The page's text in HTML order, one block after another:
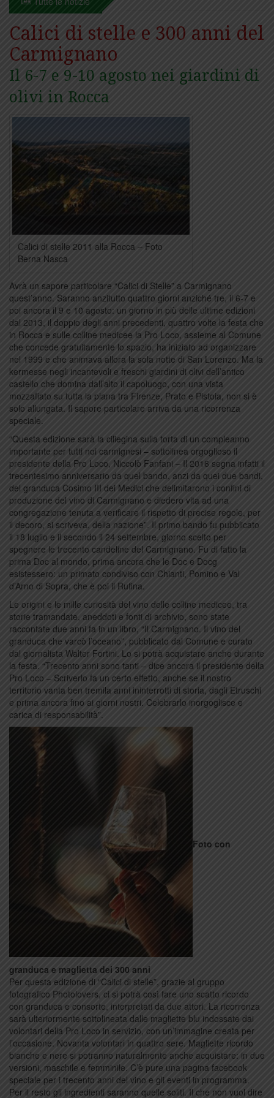
Calici di stelle e 300 anni del
Carmignano
Il 6-7 e 9-10 agosto nei giardini di
olivi in Rocca
Calici di stelle 2011 alla Rocca – Foto
Berna Nasca
Avrà un sapore particolare “Calici di Stelle” a Carmignano
quest’anno. Saranno anzitutto quattro giorni anziché tre, il 6-7 e
poi ancora il 9 e 10 agosto: un giorno in più delle ultime edizioni
dal 2013, il doppio degli anni precedenti, quattro volte la festa che
in Rocca e sulle colline medicee la Pro Loco, assieme al Comune
che concede gratuitamente lo spazio, ha iniziato ad organizzare
nel 1999 e che animava allora la sola notte di San Lorenzo. Ma la
kermesse negli incantevoli e freschi giardini di olivi dell’antico
castello che domina dall’alto il capoluogo, con una vista
mozzafiato su tutta la piana tra Firenze, Prato e Pistoia, non si è
solo allungata. Il sapore particolare arriva da una ricorrenza
speciale.
“Questa edizione sarà la ciliegina sulla torta di un compleanno
importante per tutti noi carmignesi – sottolinea orgoglioso il
presidente della Pro Loco, Niccolò Fanfani – Il 2016 segna infatti il
trecentesimo anniversario da quel bando, anzi da quei due bandi,
del granduca Cosimo III dei Medici che delimitarono i confini di
produzione del vino di Carmignano e diedero vita ad una
congregazione tenuta a verificare il rispetto di precise regole, per
il decoro, si scriveva, della nazione”. Il primo bando fu pubblicato
il 18 luglio e il secondo il 24 settembre, giorno scelto per
spegnere le trecento candeline del Carmignano. Fu di fatto la
prima Doc al mondo, prima ancora che le Doc e Docg
esistessero: un primato condiviso con Chianti, Pomino e Val
d’Arno di Sopra, che è poi il Rufina.
Le origini e le mille curiosità del vino delle colline medicee, tra
storie tramandate, aneddoti e fonti di archivio, sono state
raccontate due anni fa in un libro, “Il Carmignano. Il vino del
granduca che varcò l’oceano”, pubblicato dal Comune e curato
dal giornalista Walter Fortini. Lo si potrà acquistare anche durante
la festa. “Trecento anni sono tanti – dice ancora il presidente della
Pro Loco – Scriverlo fa un certo effetto, anche se il nostro
territorio vanta ben tremila anni ininterrotti di storia, dagli Etruschi
e prima ancora fino ai giorni nostri. Celebrarlo inorgoglisce e
carica di responsabilità”.
Foto con
granduca e maglietta dei 300 anni
Per questa edizione di “Calici di stelle”, grazie al gruppo
fotografico Photolovers, ci si potrà così fare uno scatto ricordo
con granduca e consorte, interpretati da due attori. La ricorrenza
sarà ulteriormente sottolineata dalle magliette blu indossate dai
volontari della Pro Loco in servizio, con un’immagine creata per
l’occasione. Novanta volontari in quattro sere. Magliette ricordo
bianche e nere si potranno naturalmente anche acquistare: in due
versioni, maschile e femminile. C’è pure una pagina facebook
speciale per i trecento anni del vino e gli eventi in programma.
Per il resto gli ingredienti saranno quelle soliti. Il che non vuol dire